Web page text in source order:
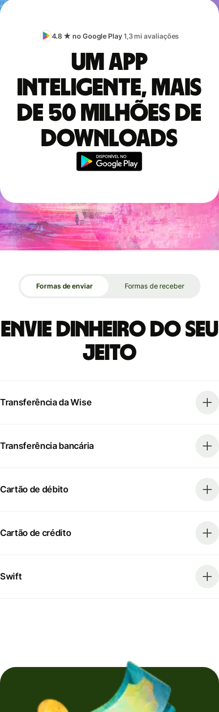
4.8 ★ no Google Play1,3 mi avaliações
Um app
inteligente, mais
de 50 milhões de
downloads
Formas de enviar Formas de receber
Envie dinheiro do seu
jeito
Transferência da Wise
Transferência bancária
Cartão de débito
Cartão de crédito
Swift